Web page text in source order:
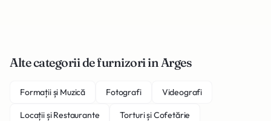
Alte categorii de furnizori in Arges
Formații și Muzică Fotografi Videografi
Locații și Restaurante Torturi și Cofetărie